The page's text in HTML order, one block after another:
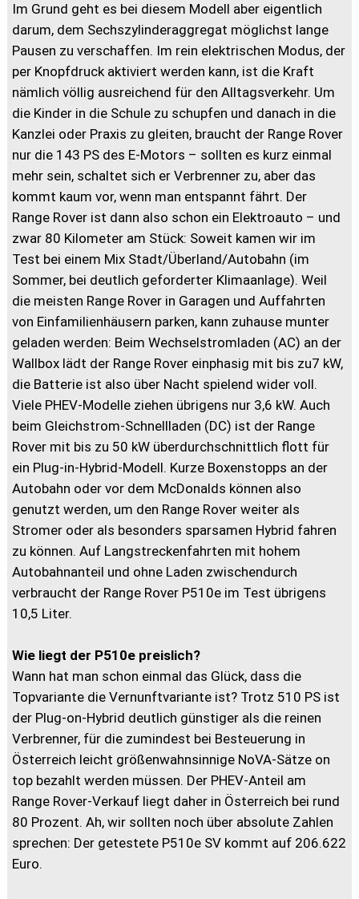
Im Grund geht es bei diesem Modell aber eigentlich
darum, dem Sechszylinderaggregat möglichst lange
Pausen zu verschaffen. Im rein elektrischen Modus, der
per Knopfdruck aktiviert werden kann, ist die Kraft
nämlich völlig ausreichend für den Alltagsverkehr. Um
die Kinder in die Schule zu schupfen und danach in die
Kanzlei oder Praxis zu gleiten, braucht der Range Rover
nur die 143 PS des E-Motors – sollten es kurz einmal
mehr sein, schaltet sich er Verbrenner zu, aber das
kommt kaum vor, wenn man entspannt fährt. Der
Range Rover ist dann also schon ein Elektroauto – und
zwar 80 Kilometer am Stück: Soweit kamen wir im
Test bei einem Mix Stadt/Überland/Autobahn (im
Sommer, bei deutlich geforderter Klimaanlage). Weil
die meisten Range Rover in Garagen und Auffahrten
von Einfamilienhäusern parken, kann zuhause munter
geladen werden: Beim Wechselstromladen (AC) an der
Wallbox lädt der Range Rover einphasig mit bis zu7 kW,
die Batterie ist also über Nacht spielend wider voll.
Viele PHEV-Modelle ziehen übrigens nur 3,6 kW. Auch
beim Gleichstrom-Schnellladen (DC) ist der Range
Rover mit bis zu 50 kW überdurchschnittlich flott für
ein Plug-in-Hybrid-Modell. Kurze Boxenstopps an der
Autobahn oder vor dem McDonalds können also
genutzt werden, um den Range Rover weiter als
Stromer oder als besonders sparsamen Hybrid fahren
zu können. Auf Langstreckenfahrten mit hohem
Autobahnanteil und ohne Laden zwischendurch
verbraucht der Range Rover P510e im Test übrigens
10,5 Liter.
Wie liegt der P510e preislich?
Wann hat man schon einmal das Glück, dass die
Topvariante die Vernunftvariante ist? Trotz 510 PS ist
der Plug-on-Hybrid deutlich günstiger als die reinen
Verbrenner, für die zumindest bei Besteuerung in
Österreich leicht größenwahnsinnige NoVA-Sätze on
top bezahlt werden müssen. Der PHEV-Anteil am
Range Rover-Verkauf liegt daher in Österreich bei rund
80 Prozent. Ah, wir sollten noch über absolute Zahlen
sprechen: Der getestete P510e SV kommt auf 206.622
Euro.